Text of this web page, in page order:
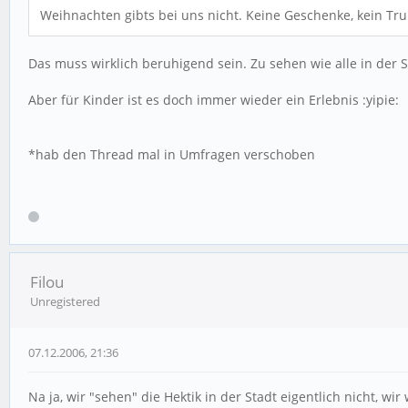
Weihnachten gibts bei uns nicht. Keine Geschenke, kein
Das muss wirklich beruhigend sein. Zu sehen wie alle in
Aber für Kinder ist es doch immer wieder ein Erlebnis :yipie:
*hab den Thread mal in Umfragen verschoben
Filou
Unregistered
07.12.2006, 21:36
Na ja, wir "sehen" die Hektik in der Stadt eigentlich nicht,